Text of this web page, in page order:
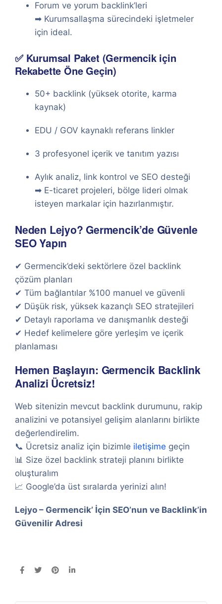
Forum ve yorum backlink’leri
➡ Kurumsallaşma sürecindeki işletmeler
için ideal.
✅ Kurumsal Paket (Germencik için
Rekabette Öne Geçin)
50+ backlink (yüksek otorite, karma
kaynak)
EDU / GOV kaynaklı referans linkler
3 profesyonel içerik ve tanıtım yazısı
Aylık analiz, link kontrol ve SEO desteği
➡ E-ticaret projeleri, bölge lideri olmak
isteyen markalar için hazırlanmıştır.
Neden Lejyo? Germencik’de Güvenle
SEO Yapın
✔ Germencik’deki sektörlere özel backlink
çözüm planları
✔ Tüm bağlantılar %100 manuel ve güvenli
✔ Düşük risk, yüksek kazançlı SEO stratejileri
✔ Detaylı raporlama ve danışmanlık desteği
✔ Hedef kelimelere göre yerleşim ve içerik
planlaması
Hemen Başlayın: Germencik Backlink
Analizi Ücretsiz!
Web sitenizin mevcut backlink durumunu, rakip
analizini ve potansiyel gelişim alanlarını birlikte
değerlendirelim.
📞 Ücretsiz analiz için bizimle iletişime geçin
📊 Size özel backlink strateji planını birlikte
oluşturalım
📈 Google’da üst sıralarda yerinizi alın!
Lejyo – Germencik’ İçin SEO’nun ve Backlink’in
Güvenilir Adresi